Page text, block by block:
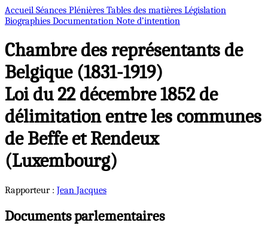
Accueil Séances Plénières Tables des matières Législation
Biographies Documentation Note d’intention
Chambre des représentants de
Belgique (1831-1919)
Loi du 22 décembre 1852 de
délimitation entre les communes
de Beffe et Rendeux
(Luxembourg)
Rapporteur : Jean Jacques
Documents parlementaires